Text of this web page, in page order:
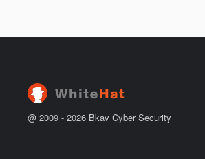
@ 2009 - 2026 Bkav Cyber Security